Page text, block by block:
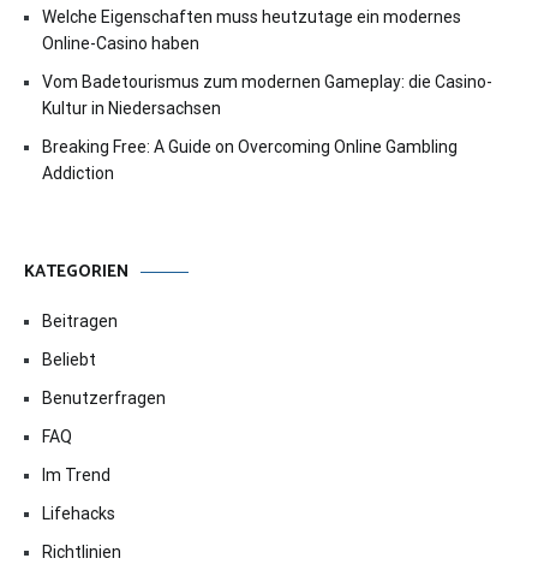
Welche Eigenschaften muss heutzutage ein modernes
Online-Casino haben
Vom Badetourismus zum modernen Gameplay: die Casino-
Kultur in Niedersachsen
Breaking Free: A Guide on Overcoming Online Gambling
Addiction
KATEGORIEN
Beitragen
Beliebt
Benutzerfragen
FAQ
Im Trend
Lifehacks
Richtlinien